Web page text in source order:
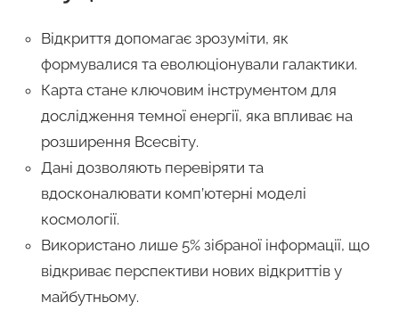
Відкриття допомагає зрозуміти, як
формувалися та еволюціонували галактики.
Карта стане ключовим інструментом для
дослідження темної енергії, яка впливає на
розширення Всесвіту.
Дані дозволяють перевіряти та
вдосконалювати комп’ютерні моделі
космології.
Використано лише 5% зібраної інформації, що
відкриває перспективи нових відкриттів у
майбутньому.